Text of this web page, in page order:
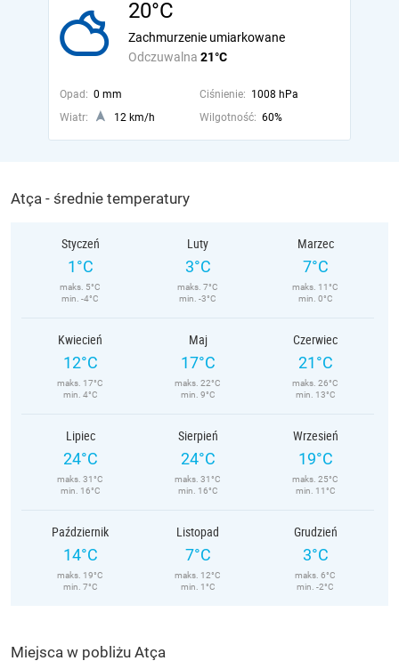
20°C
Odczuwalna 21°C
Zachmurzenie umiarkowane
Opad: 0 mm Ciśnienie: 1008 hPa
Wiatr:
12 km/h Wilgotność: 60%
Atça - średnie temperatury
Styczeń
1°C
maks. 5°C
min. -4°C
Luty
3°C
maks. 7°C
min. -3°C
Marzec
7°C
maks. 11°C
min. 0°C
Kwiecień
12°C
maks. 17°C
min. 4°C
Maj
17°C
maks. 22°C
min. 9°C
Czerwiec
21°C
maks. 26°C
min. 13°C
Lipiec
24°C
maks. 31°C
min. 16°C
Sierpień
24°C
maks. 31°C
min. 16°C
Wrzesień
19°C
maks. 25°C
min. 11°C
Październik
14°C
maks. 19°C
min. 7°C
Listopad
7°C
maks. 12°C
min. 1°C
Grudzień
3°C
maks. 6°C
min. -2°C
Miejsca w pobliżu Atça